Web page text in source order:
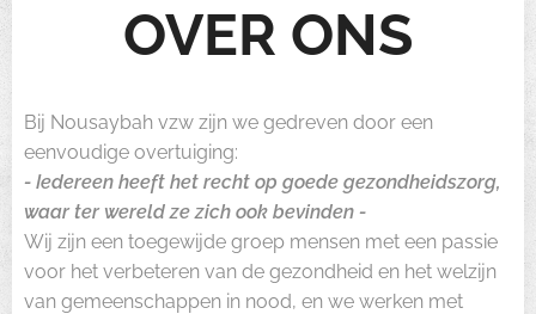
OVER ONS
Bij Nousaybah vzw zijn we gedreven door een
eenvoudige overtuiging:
- Iedereen heeft het recht op goede gezondheidszorg,
waar ter wereld ze zich ook bevinden -
Wij zijn een toegewijde groep mensen met een passie
voor het verbeteren van de gezondheid en het welzijn
van gemeenschappen in nood, en we werken met